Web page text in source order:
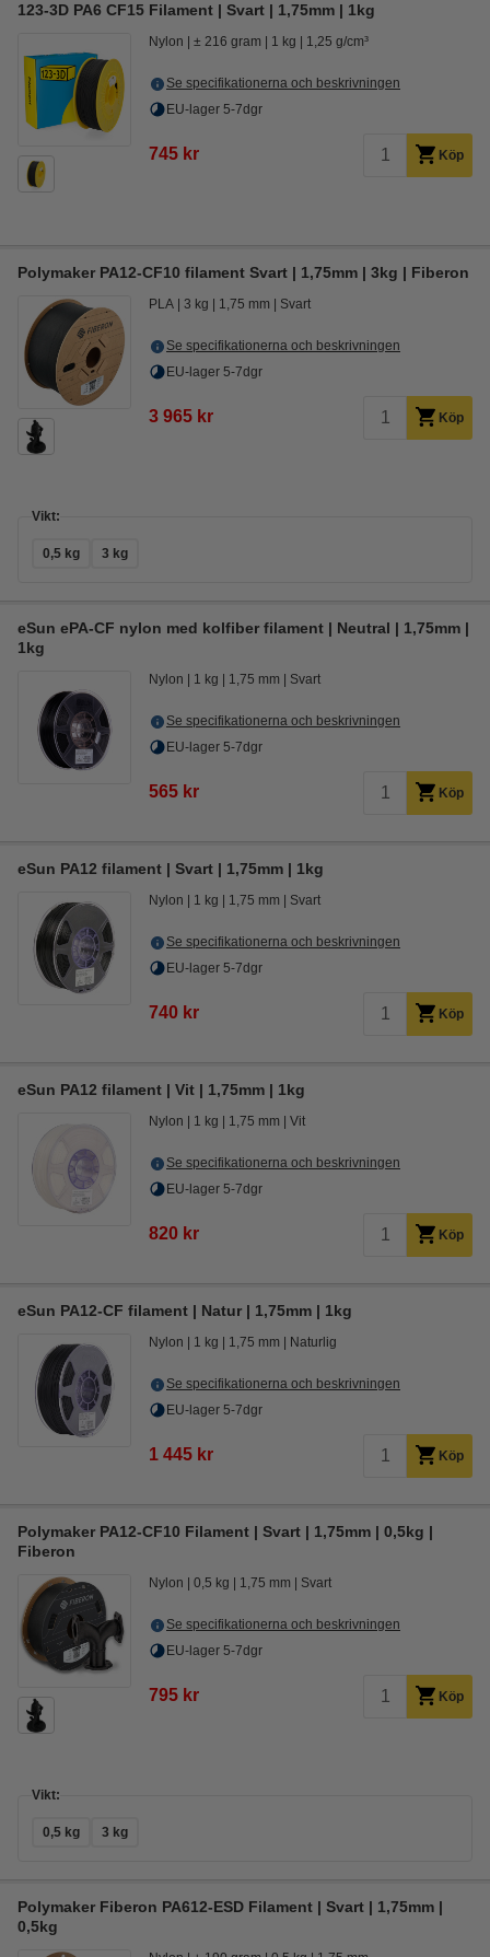
123-3D PA6 CF15 Filament | Svart | 1,75mm | 1kg
Nylon ± 216 gram 1 kg 1,25 g/cm³
Se specifikationerna och beskrivningen
EU-lager 5-7dgr
745 kr Köp
Polymaker PA12-CF10 filament Svart | 1,75mm | 3kg | Fiberon
PLA 3 kg 1,75 mm Svart
Se specifikationerna och beskrivningen
EU-lager 5-7dgr
3 965 kr Köp
Vikt:
0,5 kg 3 kg
eSun ePA-CF nylon med kolfiber filament | Neutral | 1,75mm |
1kg
Nylon 1 kg 1,75 mm Svart
Se specifikationerna och beskrivningen
EU-lager 5-7dgr
565 kr Köp
eSun PA12 filament | Svart | 1,75mm | 1kg
Nylon 1 kg 1,75 mm Svart
Se specifikationerna och beskrivningen
EU-lager 5-7dgr
740 kr Köp
eSun PA12 filament | Vit | 1,75mm | 1kg
Nylon 1 kg 1,75 mm Vit
Se specifikationerna och beskrivningen
EU-lager 5-7dgr
820 kr Köp
eSun PA12-CF filament | Natur | 1,75mm | 1kg
Nylon 1 kg 1,75 mm Naturlig
Se specifikationerna och beskrivningen
EU-lager 5-7dgr
1 445 kr Köp
Polymaker PA12-CF10 Filament | Svart | 1,75mm | 0,5kg |
Fiberon
Nylon 0,5 kg 1,75 mm Svart
Se specifikationerna och beskrivningen
EU-lager 5-7dgr
795 kr Köp
Vikt:
0,5 kg 3 kg
Polymaker Fiberon PA612-ESD Filament | Svart | 1,75mm |
0,5kg